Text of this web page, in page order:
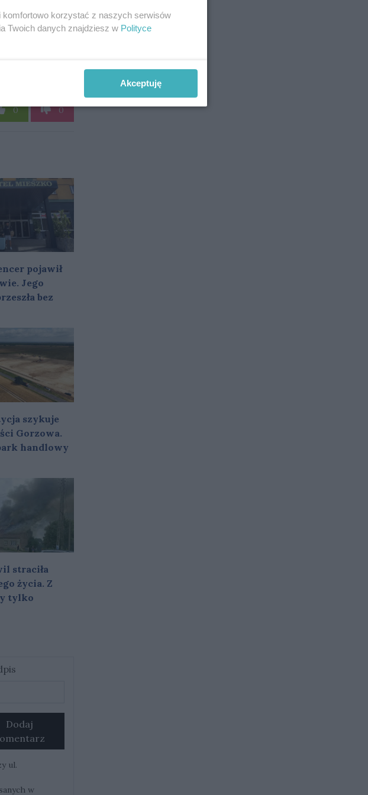
0 0
pojawił
Jego
bez
szykuje
Gorzowa.
handlowy
straciła
życia. Z
tylko
Dodaj
ul.
w
komfortowo korzystać z naszych serwisów
Twoich danych znajdziesz w Polityce
Akceptuję